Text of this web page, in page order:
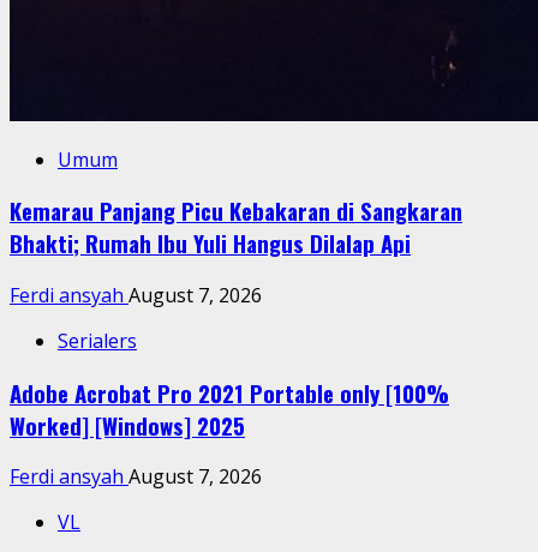
Umum
Kemarau Panjang Picu Kebakaran di Sangkaran
Bhakti; Rumah Ibu Yuli Hangus Dilalap Api
Ferdi ansyah August 7, 2026
Serialers
Adobe Acrobat Pro 2021 Portable only [100%
Worked] [Windows] 2025
Ferdi ansyah August 7, 2026
VL